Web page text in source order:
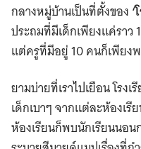
กลางหมู่บ้านเป็นที่ตั้งของ
ประถมที่มีเด็กเพียงแค่ราว
แต่ครูที่มีอยู่ 10 คนก็เพียง
ยามบ่ายที่เราไปเยือน โรง
เด็กเบาๆ จากแต่ละห้องเรี
ห้องเรียนก็พบนักเรียนนอ